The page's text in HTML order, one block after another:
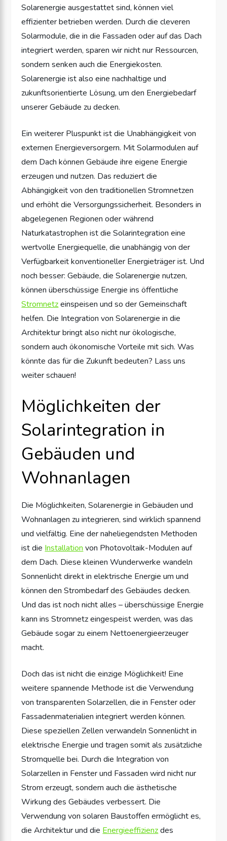
Solarenergie ausgestattet sind, können viel
effizienter betrieben werden. Durch die cleveren
Solarmodule, die in die Fassaden oder auf das Dach
integriert werden, sparen wir nicht nur Ressourcen,
sondern senken auch die Energiekosten.
Solarenergie ist also eine nachhaltige und
zukunftsorientierte Lösung, um den Energiebedarf
unserer Gebäude zu decken.
Ein weiterer Pluspunkt ist die Unabhängigkeit von
externen Energieversorgern. Mit Solarmodulen auf
dem Dach können Gebäude ihre eigene Energie
erzeugen und nutzen. Das reduziert die
Abhängigkeit von den traditionellen Stromnetzen
und erhöht die Versorgungssicherheit. Besonders in
abgelegenen Regionen oder während
Naturkatastrophen ist die Solarintegration eine
wertvolle Energiequelle, die unabhängig von der
Verfügbarkeit konventioneller Energieträger ist. Und
noch besser: Gebäude, die Solarenergie nutzen,
können überschüssige Energie ins öffentliche
Stromnetzeinspeisen und so der Gemeinschaft
helfen. Die Integration von Solarenergie in die
Architektur bringt also nicht nur ökologische,
sondern auch ökonomische Vorteile mit sich. Was
könnte das für die Zukunft bedeuten? Lass uns
weiter schauen!
Möglichkeiten der
Solarintegration in
Gebäuden und
Wohnanlagen
Die Möglichkeiten, Solarenergie in Gebäuden und
Wohnanlagen zu integrieren, sind wirklich spannend
und vielfältig. Eine der naheliegendsten Methoden
ist dieInstallationvon Photovoltaik-Modulen auf
dem Dach. Diese kleinen Wunderwerke wandeln
Sonnenlicht direkt in elektrische Energie um und
können den Strombedarf des Gebäudes decken.
Und das ist noch nicht alles – überschüssige Energie
kann ins Stromnetz eingespeist werden, was das
Gebäude sogar zu einem Nettoenergieerzeuger
macht.
Doch das ist nicht die einzige Möglichkeit! Eine
weitere spannende Methode ist die Verwendung
von transparenten Solarzellen, die in Fenster oder
Fassadenmaterialien integriert werden können.
Diese speziellen Zellen verwandeln Sonnenlicht in
elektrische Energie und tragen somit als zusätzliche
Stromquelle bei. Durch die Integration von
Solarzellen in Fenster und Fassaden wird nicht nur
Strom erzeugt, sondern auch die ästhetische
Wirkung des Gebäudes verbessert. Die
Verwendung von solaren Baustoffen ermöglicht es,
die Architektur und dieEnergieeffizienzdes